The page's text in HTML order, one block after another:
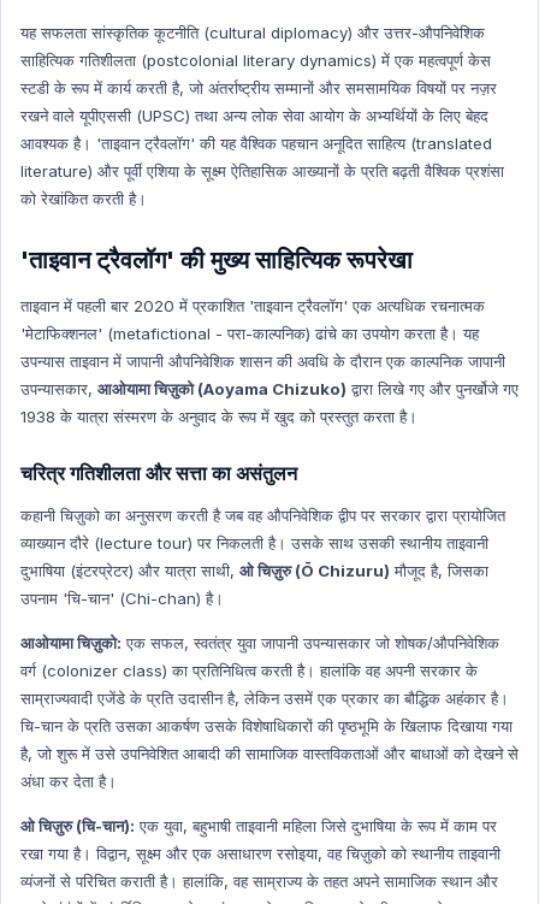
Government Scheme Hindi
NASA
NASA HINDI
Personality
Personality Hindi
History & Culture
History & Culture Hindi
Sports Hindi
Art & Culture
Art & Culture Hindi
NATIONAL HINDI
World Economy
Indian Polity
Indian Polity Hindi
MP GK HIndi
Defense Technology
Defense Technology Hindi
Daily Current Affairs
Daily Current Affairs Hindi
International organization
International organization Hindi
New Appointment
New Appointment Hindi
यह सफलता सांस्कृतिक कूटनीति (cultural diplomacy) और उत्तर-औपनिवेशिक
साहित्यिक गतिशीलता (postcolonial literary dynamics) में एक महत्वपूर्ण केस
स्टडी के रूप में कार्य करती है, जो अंतर्राष्ट्रीय सम्मानों और समसामयिक विषयों पर नज़र
रखने वाले यूपीएससी (UPSC) तथा अन्य लोक सेवा आयोग के अभ्यर्थियों के लिए बेहद
आवश्यक है। 'ताइवान ट्रैवलॉग' की यह वैश्विक पहचान अनूदित साहित्य (translated
literature) और पूर्वी एशिया के सूक्ष्म ऐतिहासिक आख्यानों के प्रति बढ़ती वैश्विक प्रशंसा
को रेखांकित करती है।
'ताइवान ट्रैवलॉग' की मुख्य साहित्यिक रूपरेखा
ताइवान में पहली बार 2020 में प्रकाशित 'ताइवान ट्रैवलॉग' एक अत्यधिक रचनात्मक
'मेटाफिक्शनल' (metafictional - परा-काल्पनिक) ढांचे का उपयोग करता है। यह
उपन्यास ताइवान में जापानी औपनिवेशिक शासन की अवधि के दौरान एक काल्पनिक जापानी
उपन्यासकार, आओयामा चिज़ुको (Aoyama Chizuko) द्वारा लिखे गए और पुनर्खोजे गए
1938 के यात्रा संस्मरण के अनुवाद के रूप में खुद को प्रस्तुत करता है।
चरित्र गतिशीलता और सत्ता का असंतुलन
कहानी चिज़ुको का अनुसरण करती है जब वह औपनिवेशिक द्वीप पर सरकार द्वारा प्रायोजित
व्याख्यान दौरे (lecture tour) पर निकलती है। उसके साथ उसकी स्थानीय ताइवानी
दुभाषिया (इंटरप्रेटर) और यात्रा साथी, ओ चिज़ुरु (Ō Chizuru) मौजूद है, जिसका
उपनाम 'चि-चान' (Chi-chan) है।
आओयामा चिज़ुको: एक सफल, स्वतंत्र युवा जापानी उपन्यासकार जो शोषक/औपनिवेशिक
वर्ग (colonizer class) का प्रतिनिधित्व करती है। हालांकि वह अपनी सरकार के
साम्राज्यवादी एजेंडे के प्रति उदासीन है, लेकिन उसमें एक प्रकार का बौद्धिक अहंकार है।
चि-चान के प्रति उसका आकर्षण उसके विशेषाधिकारों की पृष्ठभूमि के खिलाफ दिखाया गया
है, जो शुरू में उसे उपनिवेशित आबादी की सामाजिक वास्तविकताओं और बाधाओं को देखने से
अंधा कर देता है।
ओ चिज़ुरु (चि-चान): एक युवा, बहुभाषी ताइवानी महिला जिसे दुभाषिया के रूप में काम पर
रखा गया है। विद्वान, सूक्ष्म और एक असाधारण रसोइया, वह चिज़ुको को स्थानीय ताइवानी
व्यंजनों से परिचित कराती है। हालांकि, वह साम्राज्य के तहत अपने सामाजिक स्थान और